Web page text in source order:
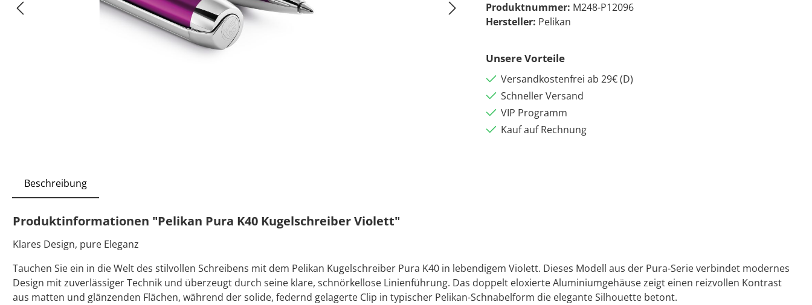
Produktnummer: M248-P12096
Hersteller: Pelikan
Unsere Vorteile
Versandkostenfrei ab 29€ (D)
Schneller Versand
VIP Programm
Kauf auf Rechnung
Beschreibung
Produktinformationen "Pelikan Pura K40 Kugelschreiber Violett"
Klares Design, pure Eleganz
Tauchen Sie ein in die Welt des stilvollen Schreibens mit dem Pelikan Kugelschreiber Pura K40 in lebendigem Violett. Dieses Modell aus der Pura-Serie verbindet modernes
Design mit zuverlässiger Technik und überzeugt durch seine klare, schnörkellose Linienführung. Das doppelt eloxierte Aluminiumgehäuse zeigt einen reizvollen Kontrast
aus matten und glänzenden Flächen, während der solide, federnd gelagerte Clip in typischer Pelikan-Schnabelform die elegante Silhouette betont.